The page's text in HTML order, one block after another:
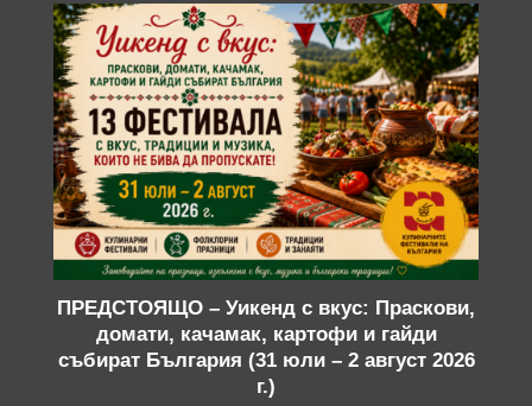
ПРЕДСТОЯЩО – Уикенд с вкус: Праскови,
домати, качамак, картофи и гайди
събират България (31 юли – 2 август 2026
г.)